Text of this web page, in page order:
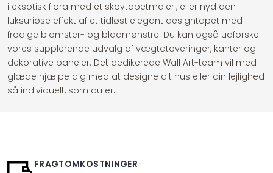
i eksotisk flora med et skovtapetmaleri, eller nyd den
luksuriøse effekt af et tidløst elegant designtapet med
frodige blomster- og bladmønstre. Du kan også udforske
vores supplerende udvalg af vægtatoveringer, kanter og
dekorative paneler. Det dedikerede Wall Art-team vil med
glæde hjælpe dig med at designe dit hus eller din lejlighed
så individuelt, som du er.
FRAGTOMKOSTNINGER